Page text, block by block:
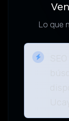
Lo que